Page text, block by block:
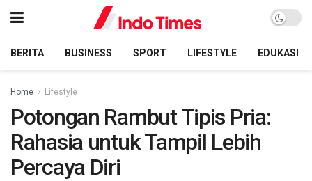
BERITA BUSINESS SPORT LIFESTYLE EDUKASI
Home Lifestyle
Potongan Rambut Tipis Pria:
Rahasia untuk Tampil Lebih
Percaya Diri